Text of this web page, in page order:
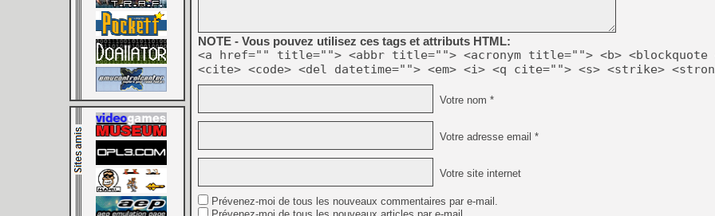
NOTE - Vous pouvez utilisez ces tags et attributs HTML:
<a href="" title=""> <abbr title=""> <acronym title=""> <b> <blockquote
<cite> <code> <del datetime=""> <em> <i> <q cite=""> <s> <strike>
Votre nom *
Votre adresse email *
Votre site internet
Prévenez-moi de tous les nouveaux commentaires par e-mail.